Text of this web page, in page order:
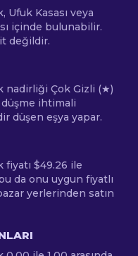
Ufuk Kasası veya
içinde bulunabilir.
değildir.
nadirliği Çok Gizli (★)
ihtimali
düşen eşya yapar.
fiyatı $49.26 ile
da onu uygun fiyatlı
yerlerinden satın